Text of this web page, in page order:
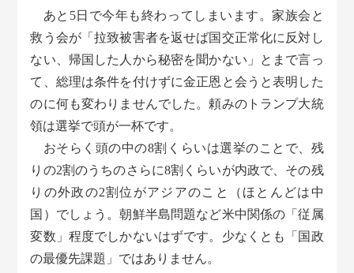
あと5日で今年も終わってしまいます。家族会と
救う会が「拉致被害者を返せば国交正常化に反対し
ない、帰国した人から秘密を聞かない」とまで言っ
て、総理は条件を付けずに金正恩と会うと表明した
のに何も変わりませんでした。頼みのトランプ大統
領は選挙で頭が一杯です。
おそらく頭の中の8割くらいは選挙のことで、残
りの2割のうちのさらに8割くらいが内政で、その残
りの外政の2割位がアジアのこと（ほとんどは中
国）でしょう。朝鮮半島問題など米中関係の「従属
変数」程度でしかないはずです。少なくとも「国政
の最優先課題」ではありません。